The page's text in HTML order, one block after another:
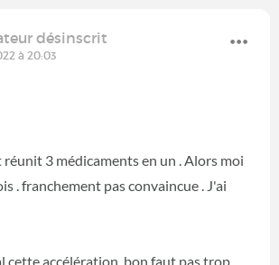
désinscrit
à 20:03
réunit 3 médicaments en un . Alors moi
. franchement pas convaincue . J'ai
cette accélération .bon faut pas trop